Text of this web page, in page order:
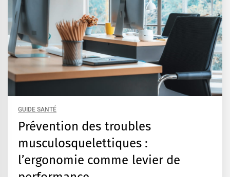
GUIDE SANTÉ
Prévention des troubles
musculosquelettiques :
l’ergonomie comme levier de